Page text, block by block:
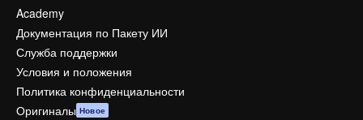
Academy
Документация по Пакету ИИ
Служба поддержки
Условия и положения
Политика конфиденциальности
Оригиналы Новое